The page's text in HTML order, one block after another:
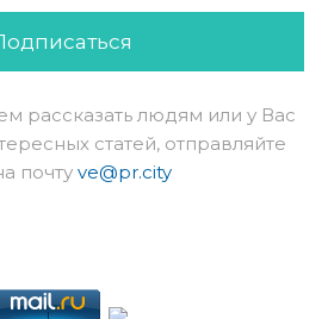
рассказать людям или у Вас
статей, отправляйте
почту ve@pr.city